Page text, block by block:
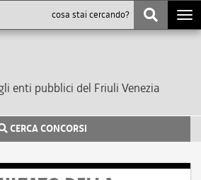
enti pubblici del Friuli Venezia
CERCA CONCORSI